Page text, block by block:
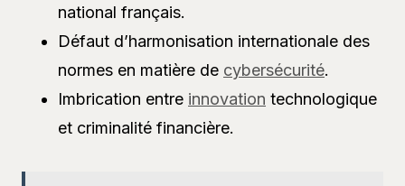
national français.
Défaut d’harmonisation internationale des
normes en matière de cybersécurité.
Imbrication entre innovation technologique
et criminalité financière.